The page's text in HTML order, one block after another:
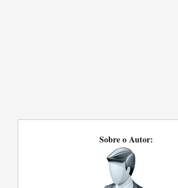
Sobre o Autor: